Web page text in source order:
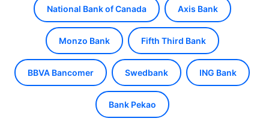
National Bank of Canada Axis Bank
Monzo Bank Fifth Third Bank
BBVA Bancomer Swedbank ING Bank
Bank Pekao